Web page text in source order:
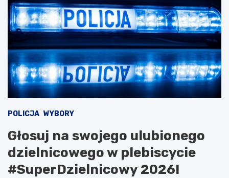
POLICJA WYBORY
Głosuj na swojego ulubionego
dzielnicowego w plebiscycie
#SuperDzielnicowy 2026!